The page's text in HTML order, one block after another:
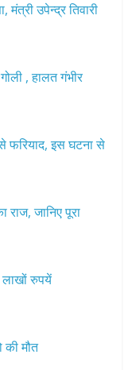
उपेन्द्र तिवारी
, हालत गंभीर
से फरियाद, इस घटना से
राज, जानिए पूरा
रुपयें
की मौत